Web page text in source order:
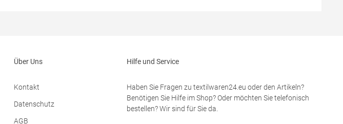
Produktsicherheit: Herst.-Nr.: R-014M-0
Donegal, F93 Y2NA Buncrana, Irland E-Mail:
fruitbrands@fotlinc.com
Narcisova 1 821 01 Bratislava Slowakei E-
Über Uns
Kontakt
Datenschutz
AGB
Hilfe und Service
Haben Sie Fragen zu textilwaren24.eu oder den Artikeln?
Benötigen Sie Hilfe im Shop? Oder möchten Sie telefonisch
bestellen? Wir sind für Sie da.